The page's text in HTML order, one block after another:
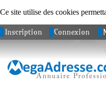
Ce site utilise des cookies
Inscription Connexion